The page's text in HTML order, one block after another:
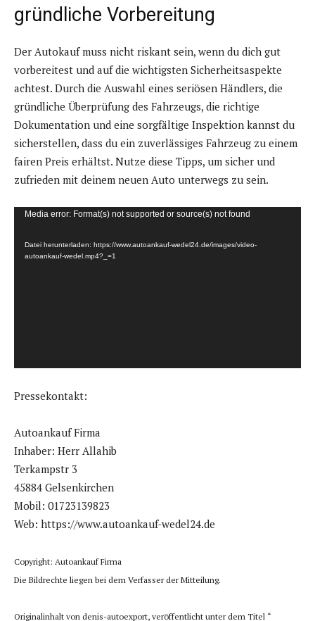
gründliche Vorbereitung
Der Autokauf muss nicht riskant sein, wenn du dich gut
vorbereitest und auf die wichtigsten Sicherheitsaspekte
achtest. Durch die Auswahl eines seriösen Händlers, die
gründliche Überprüfung des Fahrzeugs, die richtige
Dokumentation und eine sorgfältige Inspektion kannst du
sicherstellen, dass du ein zuverlässiges Fahrzeug zu einem
fairen Preis erhältst. Nutze diese Tipps, um sicher und
zufrieden mit deinem neuen Auto unterwegs zu sein.
e
Media error: Format(s) not supported or source(s) not found
Datei herunterladen: https://www.autoankauf-wedel24.de/images/video-
autoankauf-wedel.mp4?_=1
Pressekontakt:
Autoankauf Firma
Inhaber: Herr Allahib
Terkampstr 3
45884 Gelsenkirchen
Mobil: 01723139823
Web: https://www.autoankauf-wedel24.de
Copyright: Autoankauf Firma
Die Bildrechte liegen bei dem Verfasser der Mitteilung.
Originalinhalt von denis-autoexport, veröffentlicht unter dem Titel “